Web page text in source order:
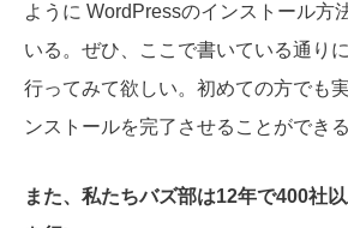
ように WordPressのインストール方
いる。ぜひ、ここで書いている通り
行ってみて欲しい。初めての方でも
ンストールを完了させることができる
また、私たちバズ部は12年で400社